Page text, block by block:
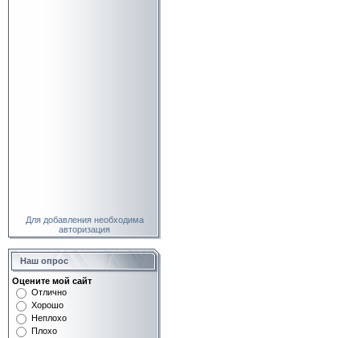
Для добавления необходима
авторизация
Наш опрос
Оцените мой сайт
Отлично
Хорошо
Неплохо
Плохо